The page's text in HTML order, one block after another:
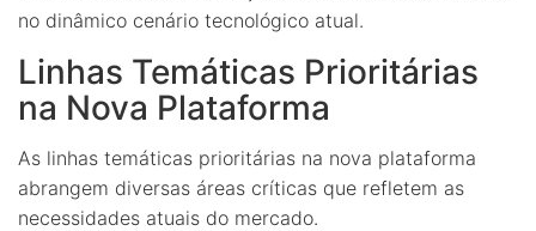
no dinâmico cenário tecnológico atual.
Linhas Temáticas Prioritárias
na Nova Plataforma
As linhas temáticas prioritárias na nova plataforma
abrangem diversas áreas críticas que refletem as
necessidades atuais do mercado.